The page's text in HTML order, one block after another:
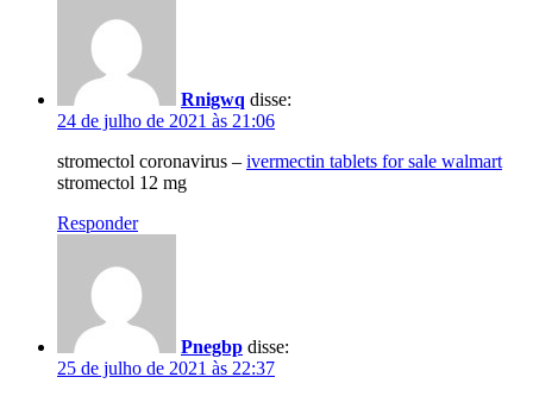
Rnigwq disse:
24 de julho de 2021 às 21:06
stromectol coronavirus – ivermectin tablets for sale walmart
stromectol 12 mg
Responder
Pnegbp disse:
25 de julho de 2021 às 22:37